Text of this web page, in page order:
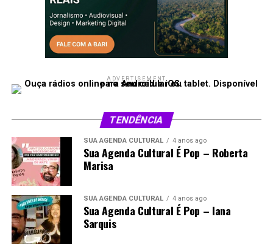
ADVERTISEMENT
TENDÊNCIA
SUA AGENDA CULTURAL 4 anos ago
Sua Agenda Cultural É Pop – Roberta
Marisa
SUA AGENDA CULTURAL 4 anos ago
Sua Agenda Cultural É Pop – Iana
Sarquis